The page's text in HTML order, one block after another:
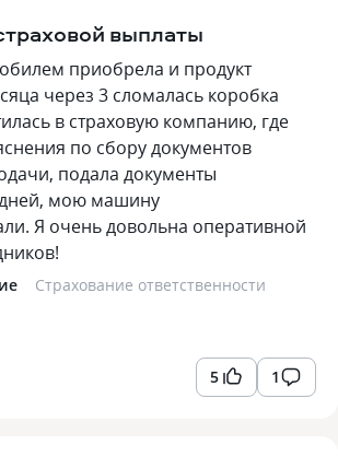
выплаты
приобрела и продукт
через 3 сломалась коробка
в страховую компанию, где
по сбору документов
подала документы
дней, мою машину
Я очень довольна оперативной
Страхование ответственности
5 1